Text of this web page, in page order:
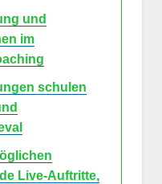
und
im
schulen
Live-Auftritte,